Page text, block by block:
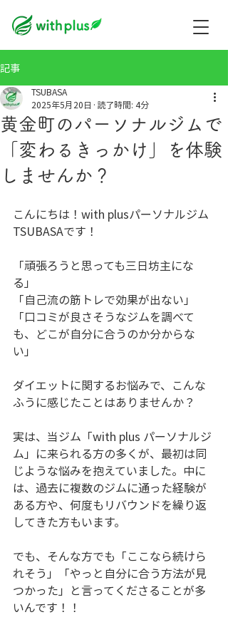
記事
黄金町のパーソナルジムで
「変わるきっかけ」を体験
しませんか？
TSUBASA
2025年5月20日 読了時間: 4分
こんにちは！with plusパーソナルジム
TSUBASAです！
「頑張ろうと思っても三日坊主にな
る」
「自己流の筋トレで効果が出ない」
「口コミが良さそうなジムを調べて
も、どこが自分に合うのか分からな
い」
ダイエットに関するお悩みで、こんな
ふうに感じたことはありませんか？
実は、当ジム「with plus パーソナルジ
ム」に来られる方の多くが、最初は同
じような悩みを抱えていました。中に
は、過去に複数のジムに通った経験が
ある方や、何度もリバウンドを繰り返
してきた方もいます。
でも、そんな方でも「ここなら続けら
れそう」「やっと自分に合う方法が見
つかった」と言ってくださることが多
いんです！！